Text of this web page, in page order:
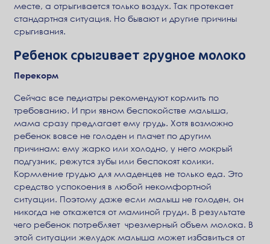
месте, а отрыгивается только воздух. Так протекает
стандартная ситуация. Но бывают и другие причины
срыгивания.
Ребенок срыгивает грудное молоко
Перекорм
Сейчас все педиатры рекомендуют кормить по
требованию. И при явном беспокойстве малыша,
мама сразу предлагает ему грудь. Хотя возможно
ребенок вовсе не голоден и плачет по другим
причинам: ему жарко или холодно, у него мокрый
подгузник, режутся зубы или беспокоят колики.
Кормление грудью для младенцев не только еда. Это
средство успокоения в любой некомфортной
ситуации. Поэтому даже если малыш не голоден, он
никогда не откажется от маминой груди. В результате
чего ребенок потребляет чрезмерный объем молока. В
этой ситуации желудок малыша может избавиться от